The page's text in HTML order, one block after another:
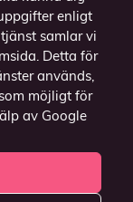
enligt
samlar vi
Detta för
används,
möjligt för
av Google